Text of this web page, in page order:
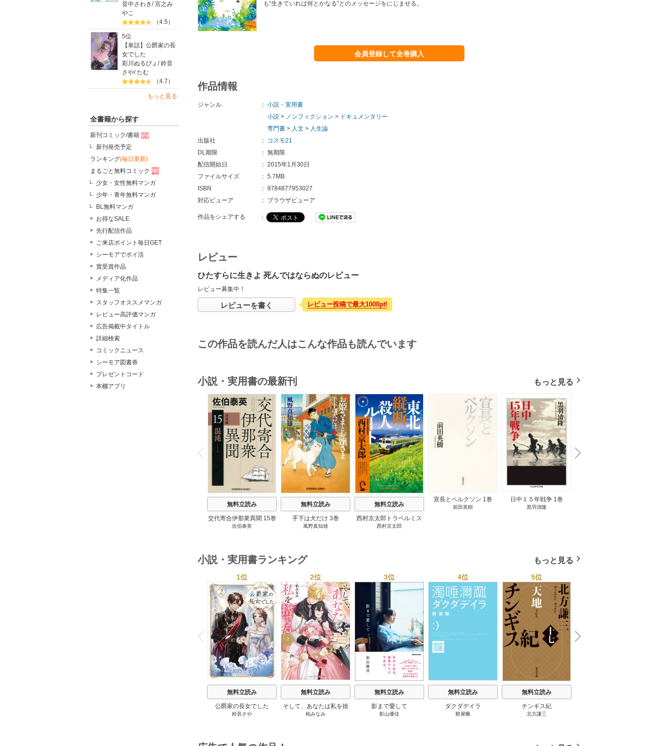
音中さわき/宮之み
やこ
（4.5）
5位
【単話】公爵家の長
女でした
彩川ぬるぴょ /鈴音
さや/たむ
（4.7）
もっと見る
全書籍から探す
新刊コミック/書籍
新刊発売予定
ランキング(毎日更新)
まるごと無料コミック
少女・女性無料マンガ
少年・青年無料マンガ
BL無料マンガ
お得なSALE
先行配信作品
ご来店ポイント毎日GET
シーモアでポイ活
賞受賞作品
メディア化作品
特集一覧
スタッフオススメマンガ
レビュー高評価マンガ
広告掲載中タイトル
詳細検索
コミックニュース
シーモア図書券
プレゼントコード
本棚アプリ
も“生きていれば何とかなる”とのメッセージをにじませる。
会員登録して全巻購入
作品情報
ジャンル ： 小説・実用書
小説 > ノンフィクション > ドキュメンタリー
専門書 > 人文 > 人生論
出版社
：
コスモ21
DL期限
： 無期限
配信開始日
： 2015年1月30日
ファイルサイズ
： 5.7MB
ISBN
： 9784877953027
対応ビューア
： ブラウザビューア
作品をシェアする ：
レビュー
ひたすらに生きよ 死んではならぬのレビュー
レビュー募集中！
レビューを書く レビュー投稿で最大1000pt!
この作品を読んだ人はこんな作品も読んでいます
小説・実用書の最新刊 もっと見る
P
r
e
i
o
u
s
無料立読み
交代寄合伊那衆異聞 15巻
佐伯泰英
無料立読み
手下は犬だけ 3巻
風野真知雄
無料立読み
西村京太郎トラベルミス
テリー・セレクション 2
西村京太郎
宣長とベルクソン 1巻
前田英樹
日中１５年戦争 1巻
黒羽清隆
N
e
x
t
小説・実用書ランキング もっと見る
P
r
e
v
i
o
u
s
1位
無料立読み
公爵家の長女でした
鈴音さや
2位
無料立読み
そして、あなたは私を捨
てる
柏みなみ
3位
無料立読み
影まで愛して
影山優佳
4位
無料立読み
ダクダデイラ
餅屋蛾
5位
無料立読み
チンギス紀
北方謙三
N
x